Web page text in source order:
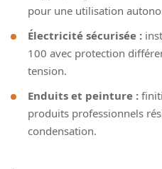
pour une utilisation
Électricité sécurisée :
100 avec protection
tension.
Enduits et peinture :
produits professionnels
condensation.